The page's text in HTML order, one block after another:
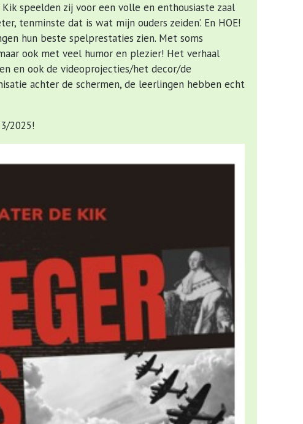
speelden zij voor een volle en enthousiaste zaal
tenminste dat is wat mijn ouders zeiden’. En HOE!
hun beste spelprestaties zien. Met soms
ook met veel humor en plezier! Het verhaal
en ook de videoprojecties/het decor/de
achter de schermen, de leerlingen hebben echt
2025!